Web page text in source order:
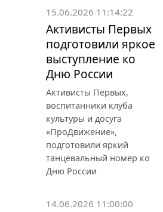
15.06.2026 11:14:22
Активисты Первых
подготовили яркое
выступление ко
Дню России
Активисты Первых,
воспитанники клуба
культуры и досуга
«ПроДвижение»,
подготовили яркий
танцевальный номер ко
Дню России
14.06.2026 11:00:00